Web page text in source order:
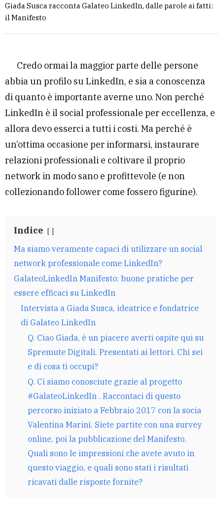
Giada Susca racconta Galateo LinkedIn, dalle parole ai fatti:
il Manifesto
Credo ormai la maggior parte delle persone
abbia un profilo su LinkedIn, e sia a conoscenza
di quanto è importante averne uno. Non perché
LinkedIn è il social professionale per eccellenza, e
allora devo esserci a tutti i costi. Ma perché è
un’ottima occasione per informarsi, instaurare
relazioni professionali e coltivare il proprio
network in modo sano e profittevole (e non
collezionando follower come fossero figurine).
Indice
Ma siamo veramente capaci di utilizzare un social
network professionale come LinkedIn?
GalateoLinkedIn Manifesto: buone pratiche per
essere efficaci su LinkedIn
Intervista a Giada Susca, ideatrice e fondatrice
di Galateo LinkedIn
Q. Ciao Giada, è un piacere averti ospite qui su
Spremute Digitali. Presentati ai lettori. Chi sei
e di cosa ti occupi?
Q. Ci siamo conosciute grazie al progetto
#GalateoLinkedIn . Raccontaci di questo
percorso iniziato a Febbraio 2017 con la socia
Valentina Marini. Siete partite con una survey
online, poi la pubblicazione del Manifesto.
Quali sono le impressioni che avete avuto in
questo viaggio, e quali sono stati i risultati
ricavati dalle risposte fornite?